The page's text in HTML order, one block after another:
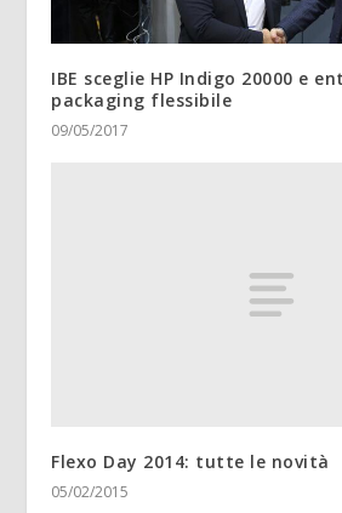
IBE sceglie HP Indigo 20000 e
packaging flessibile
09/05/2017
Flexo Day 2014: tutte le novità
05/02/2015